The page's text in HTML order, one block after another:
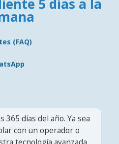
5 días a la
(FAQ)
365 días del año. Ya sea
con un operador o